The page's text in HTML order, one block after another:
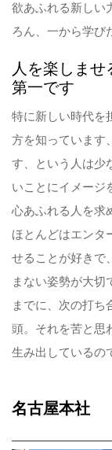
欲あふれる新しい
ろん、一から学び
人を楽しま
第一です
特に新しい時代を
方を知っています
す、という人は少
いことにイメージ
心あふれる人を求
ほとんどはエンタ
せることが好きで
まない姿勢が大切
までに、次の打ち
頭。それを苦と思
生み出しているの
名古屋本社